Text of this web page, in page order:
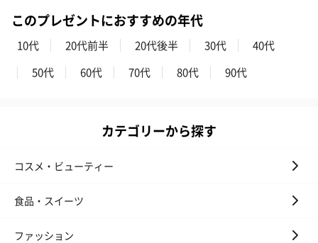
このプレゼントにおすすめの年代
10代 20代前半 20代後半 30代
40代
50代
60代 70代 80代 90代
カテゴリーから探す
コスメ・ビューティー
食品・スイーツ
ファッション